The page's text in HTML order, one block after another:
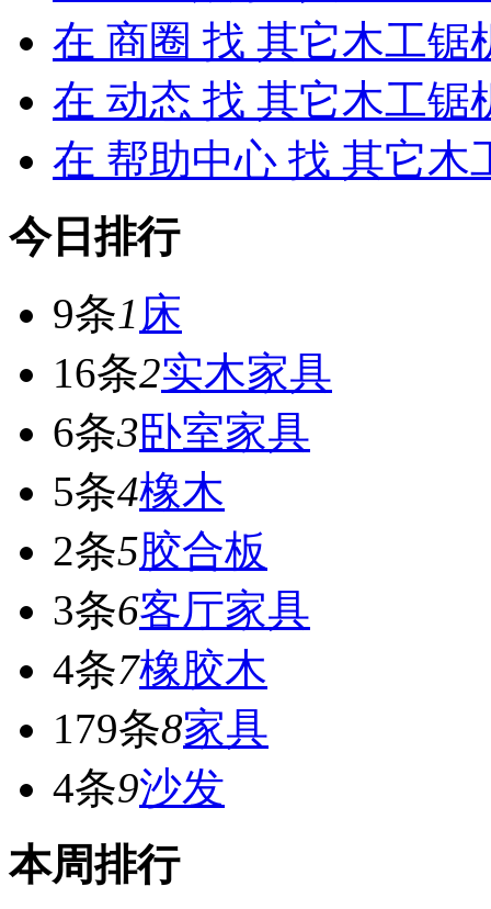
在 商圈 找 其它木工锯
在 动态 找 其它木工锯
在 帮助中心 找 其它木
今日排行
9条1 床
16条2实木家具
6条3卧室家具
5条4橡木
2条5胶合板
3条6客厅家具
4条7橡胶木
179条8家具
4条9沙发
本周排行